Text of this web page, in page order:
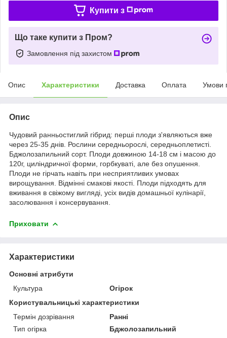
Купити з
Що таке купити з Пром?
Замовлення під захистом
Опис Характеристики Доставка Оплата Умови
Опис
Чудовий ранньостиглий гібрид: перші плоди з'являються вже
через 25-35 днів. Рослини середньорослі, середньоплетисті.
Бджолозапильний сорт. Плоди довжиною 14-18 см і масою до
120г, циліндричної форми, горбкуваті, але без опушення.
Плоди не гірчать навіть при несприятливих умовах
вирощування. Відмінні смакові якості. Плоди підходять для
вживання в свіжому вигляді, усіх видів домашньої кулінарії,
засолювання і консервування.
Приховати
Характеристики
Основні атрибути
Культура
Огірок
Користувальницькі характеристики
Термін дозрівання
Ранні
Тип огірка
Бджолозапильний